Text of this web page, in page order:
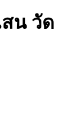
น วัด